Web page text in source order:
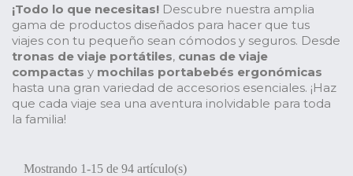
¡Todo lo que necesitas! Descubre nuestra amplia
gama de productos diseñados para hacer que tus
viajes con tu pequeño sean cómodos y seguros. Desde
tronas de viaje portátiles, cunas de viaje
compactas y mochilas portabebés ergonómicas
hasta una gran variedad de accesorios esenciales. ¡Haz
que cada viaje sea una aventura inolvidable para toda
la familia!
Mostrando 1-15 de 94 artículo(s)